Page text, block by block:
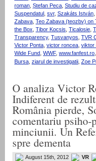
roman, Ștefan Peca, Studiu de
Suspendatul , svr, Szakáts István,
Zabava, Teo Zabava (teozbv) on
the Box, Tibor Kocsis, Ticalosie,
Transparency, Tusvanyos, TVR
Victor Ponta, victor roncea, viktor
Wide Fund, WWF, www.fanfest.ro,
Bursa ziarul de investigatii Zoe
O analiza Victor
Indiferent de
România pierde,
comentariu
minciunii. Un
spre dementa
August 15th, 2012 VR